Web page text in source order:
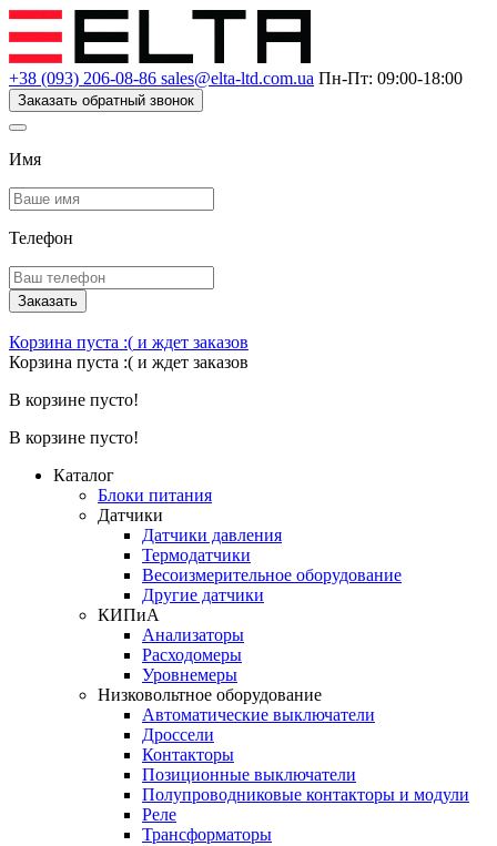
+38 (093) 206-08-86 sales@elta-ltd.com.ua Пн-Пт: 09:00-18:00
Заказать обратный звонок
Имя
Телефон
Заказать
Корзина пуста :( и ждет заказов
Корзина пуста :( и ждет заказов
В корзине пусто!
В корзине пусто!
Каталог
Блоки питания
Датчики
Датчики давления
Термодатчики
Весоизмерительное оборудование
Другие датчики
КИПиА
Анализаторы
Расходомеры
Уровнемеры
Низковольтное оборудование
Автоматические выключатели
Дроссели
Контакторы
Позиционные выключатели
Полупроводниковые контакторы и модули
Реле
Трансформаторы